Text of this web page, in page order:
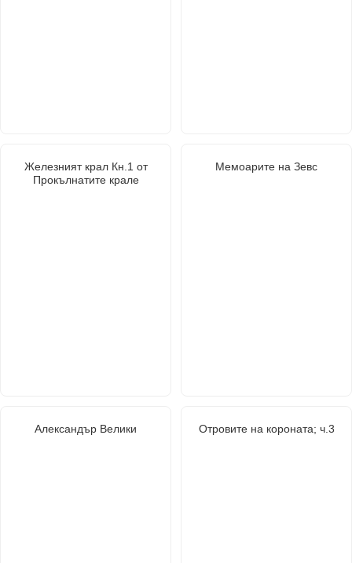
Железният крал Кн.1 от
Прокълнатите крале
Мемоарите на Зевс
Александър Велики Отровите на короната; ч.3